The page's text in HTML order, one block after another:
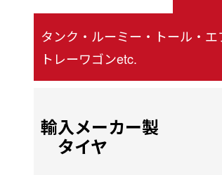
タンク・ルーミー・トール・
トレーワゴンetc.
輸入メーカー製
タイヤ